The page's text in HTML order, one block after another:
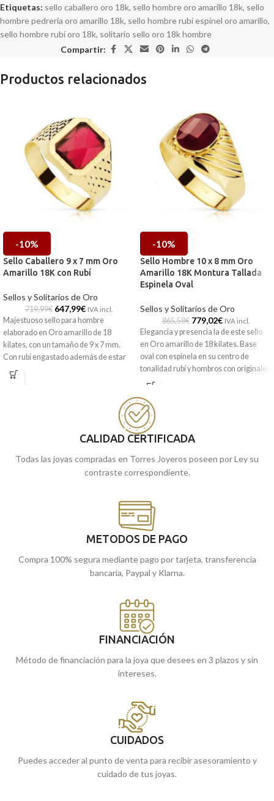
Etiquetas: sello caballero oro 18k, sello hombre oro amarillo 18k, sello
hombre pedrería oro amarillo 18k, sello hombre rubi espinel oro amarillo,
sello hombre rubí oro 18k, solitario sello oro 18k hombre
Compartir:
Productos relacionados
-10%
Sello Caballero 9 x 7 mm Oro
Amarillo 18K con Rubí
Sellos y Solitarios de Oro
719,99€ 647,99€ IVA incl.
Majestuoso sello para hombre
elaborado en Oro amarillo de 18
kilates, con un tamaño de 9 x 7 mm.
Con rubí engastado además de estar
delicadamente tallado en sus hombros.
Su tamaño hace que sea una pieza
Puedes encontrarlo en nuestras
tiendas de Málaga. O si lo prefieres,
puedes encargarlo online y te lo
-10%
Sello Hombre 10 x 8 mm Oro
Amarillo 18K Montura Tallada
Espinela Oval
Sellos y Solitarios de Oro
865,58€ 779,02€ IVA incl.
Elegancia y presencia la de este sello
en Oro amarillo de 18 kilates. Base
oval con espinela en su centro de
tonalidad rubí y hombros con originales
tallas a modo de decoración. Una pieza
tu joyero.
Puedes encontrarlo en nuestras
tiendas de Málaga, o si lo prefieres,
casa.
CALIDAD CERTIFICADA
Todas las joyas compradas en Torres Joyeros poseen por Ley su
contraste correspondiente.
METODOS DE PAGO
Compra 100% segura mediante pago por tarjeta, transferencia
bancaria, Paypal y Klarna.
FINANCIACIÓN
Método de financiación para la joya que desees en 3 plazos y sin
intereses.
CUIDADOS
Puedes acceder al punto de venta para recibir asesoramiento y
cuidado de tus joyas.